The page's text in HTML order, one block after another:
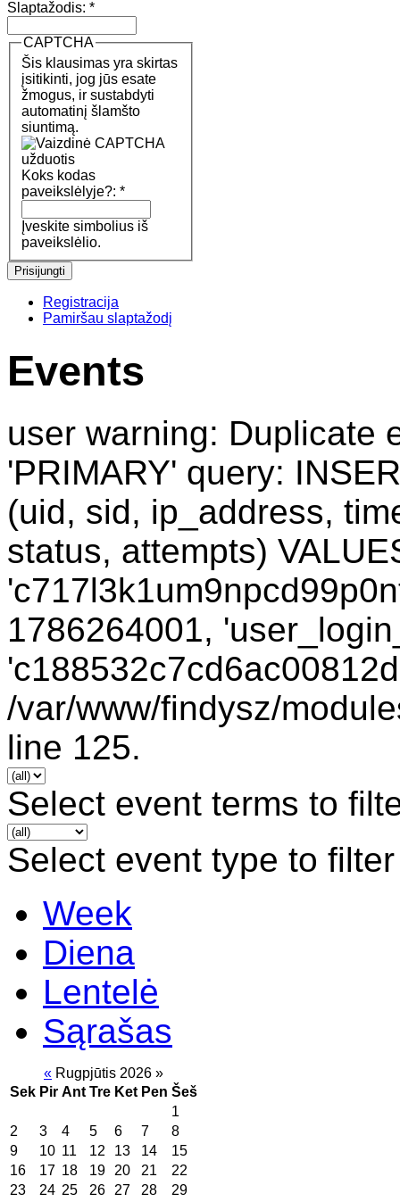
Slaptažodis: *
CAPTCHA
Šis klausimas yra skirtas
įsitikinti, jog jūs esate
žmogus, ir sustabdyti
automatinį šlamšto
siuntimą.
Koks kodas
paveikslėlyje?: *
Įveskite simbolius iš
paveikslėlio.
Registracija
Pamiršau slaptažodį
Events
user warning: Duplicate
'PRIMARY' query:
(uid, sid, ip_address,
status, attempts)
1786264001,
/var/www/findysz/
line 125.
Select event terms to
Select event type to
Week
Diena
Lentelė
Sąrašas
« Rugpjūtis 2026 »
Sek Pir Ant Tre Ket Pen Šeš
1
2
3 4 5 6 7
8
9
10 11 12 13 14
15
16
17 18 19 20 21
22
23
24 25 26 27 28 29